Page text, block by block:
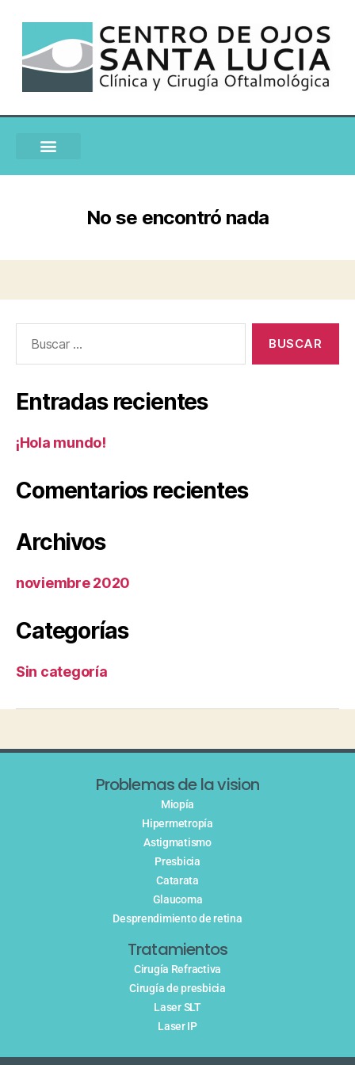
No se encontró nada
Entradas recientes
¡Hola mundo!
Comentarios recientes
Archivos
noviembre 2020
Categorías
Sin categoría
Problemas de la vision
Miopía
Hipermetropía
Astigmatismo
Presbicia
Catarata
Glaucoma
Desprendimiento de retina
Tratamientos
Cirugía Refractiva
Cirugía de presbicia
Laser SLT
Laser IP